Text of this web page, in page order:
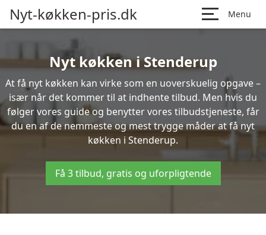
Nyt-køkken-pris.dk Menu
Nyt køkken i Stenderup
At få nyt køkken kan virke som en uoverskuelig opgave –
især når det kommer til at indhente tilbud. Men hvis du
følger vores guide og benytter vores tilbudstjeneste, får
du en af de nemmeste og mest trygge måder at få nyt
køkken i Stenderup.
Få 3 tilbud, gratis og uforpligtende